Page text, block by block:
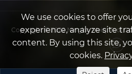
We use cookies to offer
experience, analyze site
content. By using this site,
cookies.